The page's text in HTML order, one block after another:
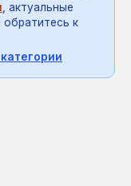
, актуальные
обратитесь к